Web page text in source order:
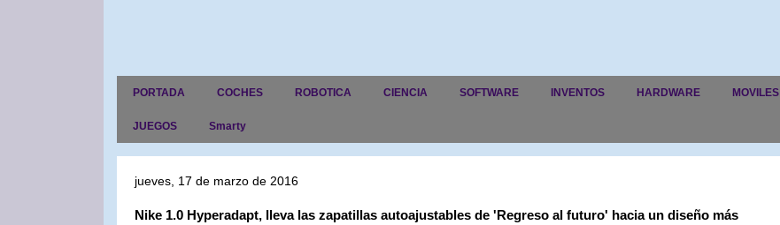
PORTADA COCHES ROBOTICA CIENCIA SOFTWARE INVENTOS HARDWARE MOVILES
JUEGOS Smarty
jueves, 17 de marzo de 2016
Nike 1.0 Hyperadapt, lleva las zapatillas autoajustables de 'Regreso al futuro' hacia un diseño más